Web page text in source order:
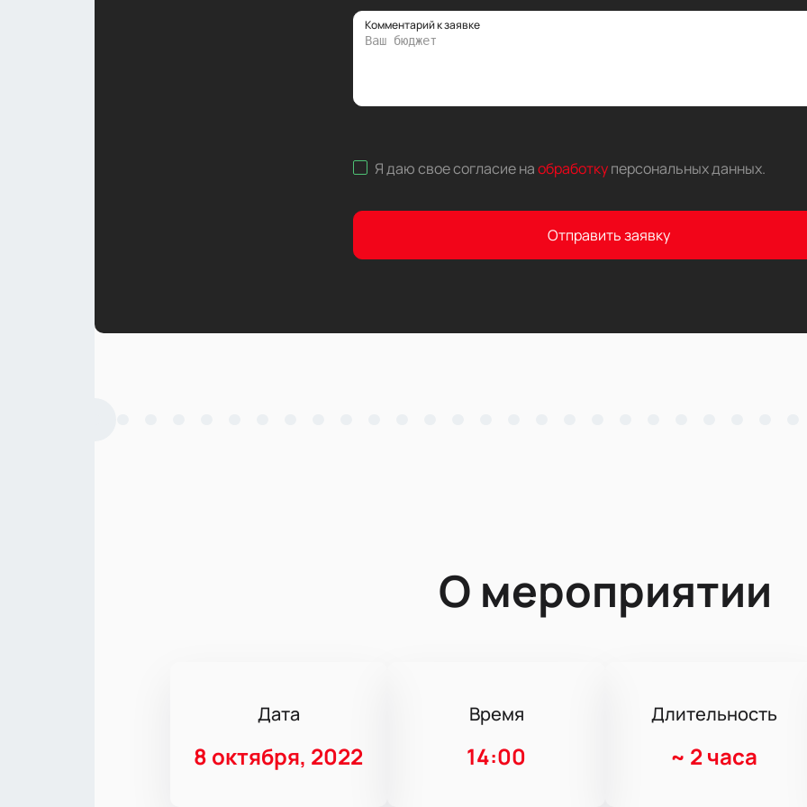
Комментарий к заявке
Я даю свое согласие наобработку персональных данных.
Отправить заявку
О мероприятии
Дата
8 октября, 2022
Время
14:00
Длительность
~ 2 часа